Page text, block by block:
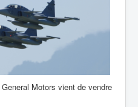
General Motors vient de vendre